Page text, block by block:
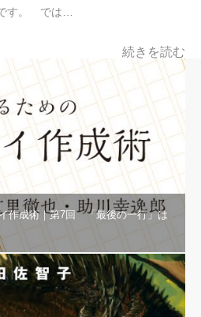
です。 では…
続きを読む
作成術｜第7回 「最後の一行」は